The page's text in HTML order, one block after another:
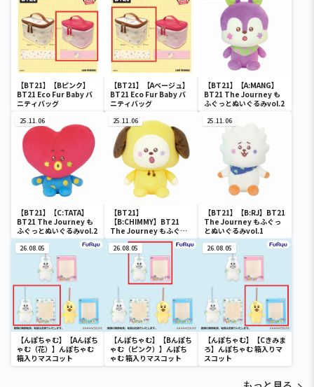
【BT21】【Bピンク】
BT21 Eco Fur Baby バ
ニティバッグ
【BT21】【Aベージュ】
BT21 Eco Fur Baby バ
ニティバッグ
【BT21】【A:MANG】
BT21 The Journey も
ふぐっとぬいぐるみvol.2
25.11.06
【BT21】【C:TATA】
BT21 The Journey も
ふぐっとぬいぐるみvol.2
25.11.06
【BT21】
【B:CHIMMY】BT21
The Journey もふぐっ
とぬいぐるみvol.2
25.11.06
【BT21】【B:RJ】BT21
The Journey もふぐっ
とぬいぐるみvol.1
26.08.05
【んぽちゃむ】【Aんぽち
ゃむ（花）】んぽちゃむ
箱入りマスコット
26.08.05
【んぽちゃむ】【Bんぽち
ゃむ（ピンク）】んぽち
ゃむ 箱入りマスコット
26.08.05
【んぽちゃむ】【Cきみま
ろ】んぽちゃむ 箱入りマ
スコット